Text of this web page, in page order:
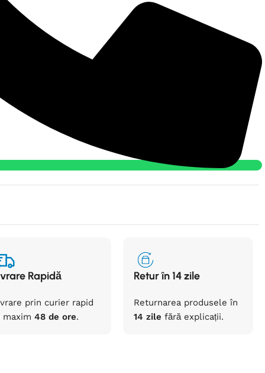
Rapidă
prin curier rapid
maxim 48 de ore.
Retur în 14 zile
Returnarea produseleîn
14 zile fără explicații.